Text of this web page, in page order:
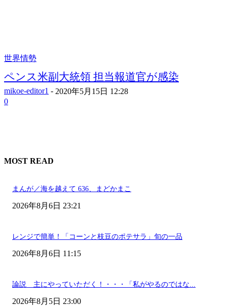
世界情勢
ペンス米副大統領 担当報道官が感染
mikoe-editor1 - 2020年5月15日 12:28
0
MOST READ
まんが／海を越えて 636、まどかまこ
2026年8月6日 23:21
レンジで簡単！「コーンと枝豆のポテサラ」旬の一品
2026年8月6日 11:15
論説 主にやっていただく！・・・「私がやるのではな...
2026年8月5日 23:00